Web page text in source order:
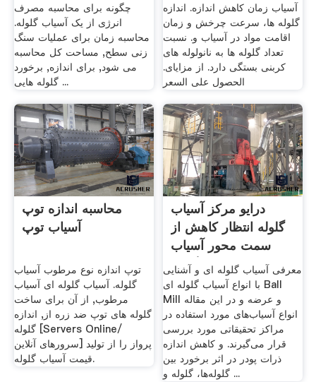
چگونه برای محاسبه مصرف
انرژی از یک آسیاب گلوله.
محاسبه زمان برای عملیات سنگ
زنی سطح, مساحت کل محاسبه
می شود, برای اندازه, برخورد
گلوله هایی ...
آسیاب زمان کاهش اندازه. اندازه
گلوله ها، سرعت چرخش و زمان
اقامت مواد در آسیاب و. نسبت
تعداد گلوله ها به نانولوله های
کربنی بستگی دارد. از مزایای.
الحصول على السعر
محاسبه اندازه توپ
آسیاب توپ
توپ اندازه نوع مرطوب آسیاب
گلوله. آسیاب گلوله ای آسیاب
مرطوب, از آن برای ساخت
گلوله های توپ ضد زره از, اندازه
گلوله [Servers Online/
سرورهای آنلاین] پرواز را از تولید
قیمت آسیاب گلوله.
درایو مرکز آسیاب
گلوله انتظار کاهش از
سمت محور آسیاب
گلوله
معرفی آسیاب گلوله ای و آشنایی
با انواع آسیاب گلوله ای Ball
Mill و عرضه و در این مقاله
انواع آسیاب‌های مورد استفاده در
مراکز تحقیقاتی مورد بررسی
قرار می‌گیرند. و کاهش اندازه
ذرات پودر در اثر برخورد بین
گلوله‌ها، گلوله و ...